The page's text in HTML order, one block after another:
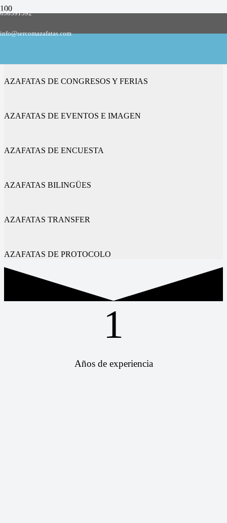
658591592
info@sercomazafatas.com
AZAFATAS DE CONGRESOS Y FERIAS
AZAFATAS DE EVENTOS E IMAGEN
AZAFATAS DE ENCUESTA
AZAFATAS BILINGÜES
AZAFATAS TRANSFER
AZAFATAS DE PROTOCOLO
1
Años de experiencia